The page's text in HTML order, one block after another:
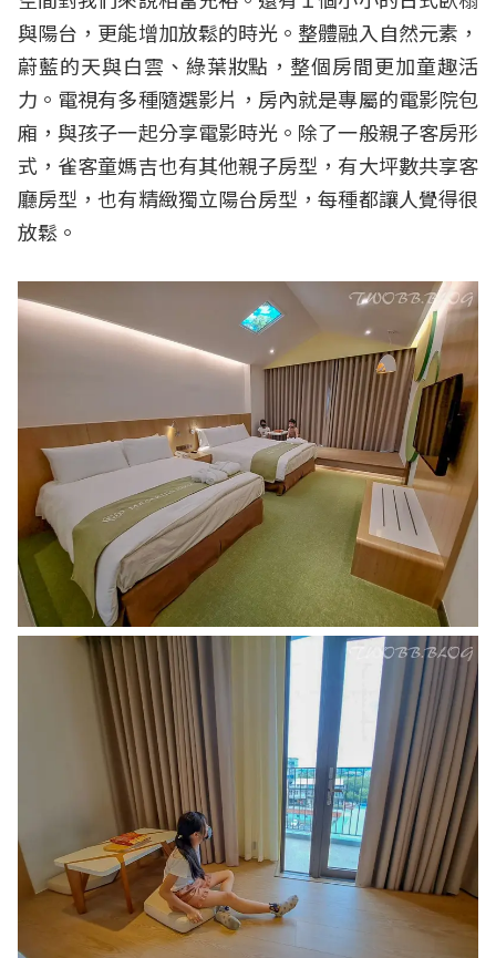
與陽台，更能增加放鬆的時光。整體融入自然元素，
蔚藍的天與白雲、綠葉妝點，整個房間更加童趣活
力。電視有多種隨選影片，房內就是專屬的電影院包
廂，與孩子一起分享電影時光。除了一般親子客房形
式，雀客童媽吉也有其他親子房型，有大坪數共享客
廳房型，也有精緻獨立陽台房型，每種都讓人覺得很
放鬆。